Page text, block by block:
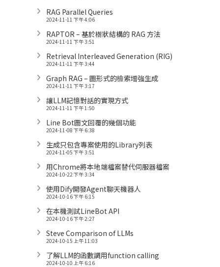
RAG Parallel Queries
2024-11-11 下午 4:06
RAPTOR – 基於樹狀結構的 RAG 方法
2024-11-11 下午 3:51
Retrieval Interleaved Generation (RIG)
2024-11-11 下午 3:44
Graph RAG – 圖形式的檢索增強生成
2024-11-11 下午 3:17
讓LLM記憶對話的實現方式
2024-11-11 下午 1:50
Line Bot圖文回覆的幾個功能
2024-11-08 下午 6:38
生成只包含專案使用的Library列表
2024-11-05 下午 3:51
用Chrome將本地端檔案替代伺服器檔案
2024-10-22 下午 3:34
使用Dify開發Agent聊天機器人
2024-10-16 下午 6:15
在本機測試LineBot API
2024-10-16 下午 2:27
Steve Comparison of LLMs
2024-10-15 上午 11:03
了解LLM的函數調用function calling
2024-10-10 上午 6:16